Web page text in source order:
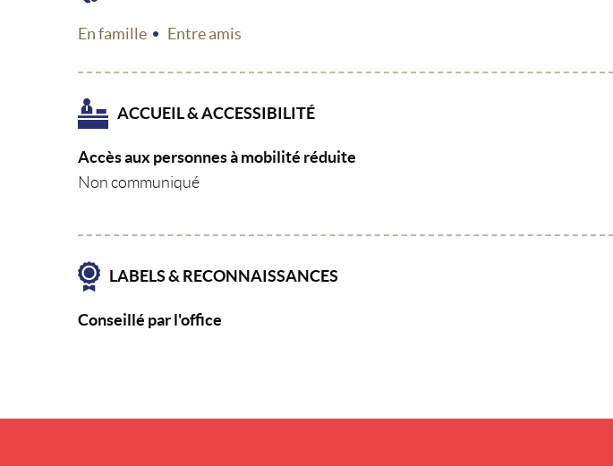
En famille Entre amis
ACCUEIL & ACCESSIBILITÉ
Accès aux personnes à mobilité réduite
Non communiqué
LABELS & RECONNAISSANCES
Conseillé par l'office